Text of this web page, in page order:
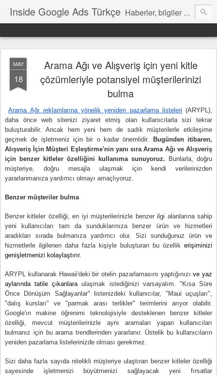
Inside Google Ads Türkçe Haberler, bilgiler ve ipuçları içeren Google Ads Resmi Blogu
MAY
18
Arama Ağı ve Alışveriş için yeni kitle
çözümleriyle potansiyel müşterilerinizi
bulma
Arama Ağı reklamlarına yönelik yeniden pazarlama listeleri (ARYPL),
daha önce web sitenizi ziyaret etmiş olan kullanıcılarla sizi tekrar
buluşturabilir. Ancak hem yeni hem de sadık müşterilerle etkileşime
geçmek de işletmeniz için bir o kadar önemlidir.
Bugünden itibaren,
Alışveriş İçin Müşteri Eşleştirme'nin yanı sıra Arama Ağı ve Alışveriş
için benzer kitleler özelliğini kullanıma sunuyoruz.
Bunlarla, doğru
müşteriye, doğru mesajla ulaşmak için kendi verilerinizden
yararlanmanıza yardımcı olmayı amaçlıyoruz.
Benzer müşteriler bulma
Benzer kitleler özelliği, en iyi müşterilerinizle benzer ilgi alanlarına sahip
yeni kullanıcıları tam da sunduklarınıza benzer ürün ve hizmetleri
aradıkları sırada bulmanıza yardımcı olur. Sizi sunduğunuz ürün ve
hizmetlerle ilgilenen daha fazla kişiyle buluşturan bu özellik erişiminizi
genişletmenizi kolaylaştırır.
ARYPL kullanarak Hawaii'deki bir otelin pazarlamasını yaptığınızı ve yaz
aylarında tatile çıkanlara ulaşmak istediğinizi varsayalım. "Kısa Süre
Önce Dönüşüm Sağlayanlar" listenizdeki kullanıcılar, "Maui uçuşları",
"dalış kursları" ve "parmak arası terlikler" terimlerini arıyor olabilir.
Google'ın makine öğrenimi teknolojisiyle desteklenen benzer kitleler
özelliği, mevcut müşterilerinizle aynı aramaları yapan kullanıcıları
bulmanız için bu arama trendlerinden yararlanır. Üstelik bu kullanıcıların
yeniden pazarlama listelerinizde olması gerekmez.
Sizi daha fazla sayıda nitelikli müşteriye ulaştıran benzer kitleler özelliği
sayesinde işletmenizi büyütmenizi sağlayacak yeni fırsatlar